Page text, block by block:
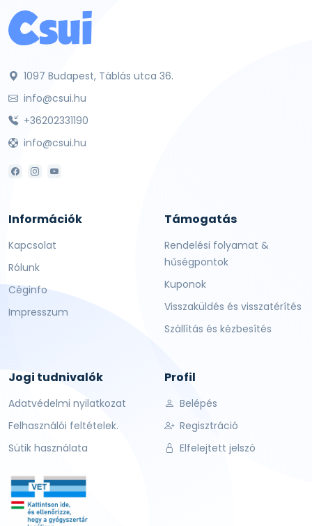
1097 Budapest, Táblás utca 36.
info@csui.hu
+36202331190
info@csui.hu
Információk
Kapcsolat
Rólunk
Céginfo
Impresszum
Támogatás
Rendelési folyamat &
hűségpontok
Kuponok
Visszaküldés és visszatérítés
Szállítás és kézbesítés
Jogi tudnivalók
Adatvédelmi nyilatkozat
Felhasználói feltételek.
Sütik használata
Profil
Belépés
Regisztráció
Elfelejtett jelszó